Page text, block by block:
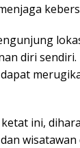
diri
ini,